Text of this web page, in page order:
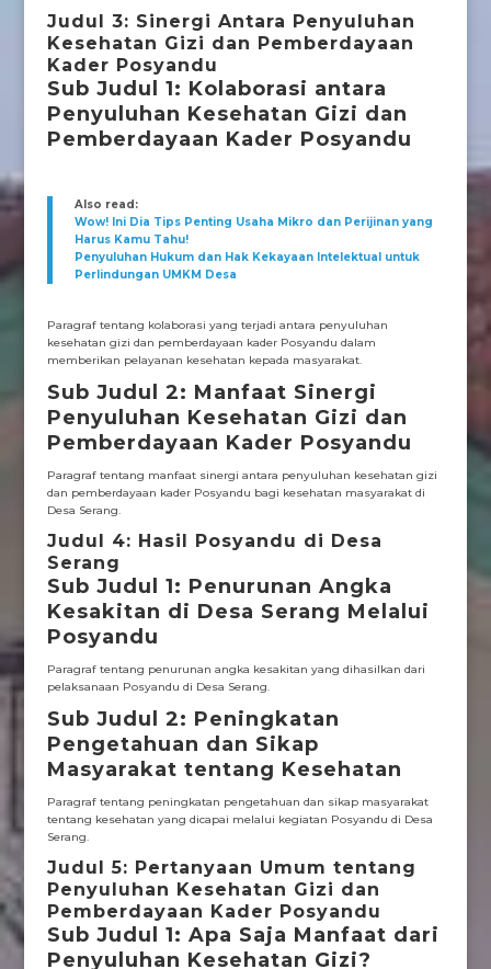
Judul 3: Sinergi Antara Penyuluhan
Kesehatan Gizi dan Pemberdayaan
Kader Posyandu
Sub Judul 1: Kolaborasi antara
Penyuluhan Kesehatan Gizi dan
Pemberdayaan Kader Posyandu
Also read:
Wow! Ini Dia Tips Penting Usaha Mikro dan Perijinan yang
Harus Kamu Tahu!
Penyuluhan Hukum dan Hak Kekayaan Intelektual untuk
Perlindungan UMKM Desa
Paragraf tentang kolaborasi yang terjadi antara penyuluhan
kesehatan gizi dan pemberdayaan kader Posyandu dalam
memberikan pelayanan kesehatan kepada masyarakat.
Sub Judul 2: Manfaat Sinergi
Penyuluhan Kesehatan Gizi dan
Pemberdayaan Kader Posyandu
Paragraf tentang manfaat sinergi antara penyuluhan kesehatan gizi
dan pemberdayaan kader Posyandu bagi kesehatan masyarakat di
Desa Serang.
Judul 4: Hasil Posyandu di Desa
Serang
Sub Judul 1: Penurunan Angka
Kesakitan di Desa Serang Melalui
Posyandu
Paragraf tentang penurunan angka kesakitan yang dihasilkan dari
pelaksanaan Posyandu di Desa Serang.
Sub Judul 2: Peningkatan
Pengetahuan dan Sikap
Masyarakat tentang Kesehatan
Paragraf tentang peningkatan pengetahuan dan sikap masyarakat
tentang kesehatan yang dicapai melalui kegiatan Posyandu di Desa
Serang.
Judul 5: Pertanyaan Umum tentang
Penyuluhan Kesehatan Gizi dan
Pemberdayaan Kader Posyandu
Sub Judul 1: Apa Saja Manfaat dari
Penyuluhan Kesehatan Gizi?